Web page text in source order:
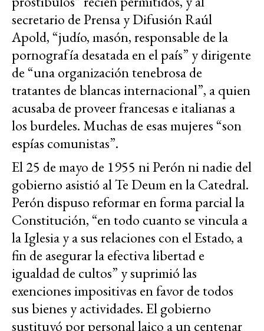
secretario de Prensa y Difusión Raúl
Apold, “judío, masón, responsable de la
pornografía desatada en el país” y dirigente
de “una organización tenebrosa de
tratantes de blancas internacional”, a quien
acusaba de proveer francesas e italianas a
los burdeles. Muchas de esas mujeres “son
espías comunistas”.
El 25 de mayo de 1955 ni Perón ni nadie del
gobierno asistió al Te Deum en la Catedral.
Perón dispuso reformar en forma parcial la
Constitución, “en todo cuanto se vincula a
la Iglesia y a sus relaciones con el Estado, a
fin de asegurar la efectiva libertad e
igualdad de cultos” y suprimió las
exenciones impositivas en favor de todos
sus bienes y actividades. El gobierno
sustituyó por personal laico a un centenar